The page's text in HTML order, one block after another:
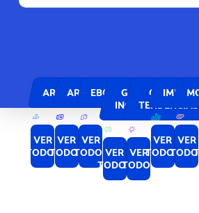
ARQUIVOS
VER
TODOS
ARTIGOS
VER
TODOS
EBOOKS
VER
TODOS
GUIA DE
INOVAÇÃO
VER
TODOS
GUIA DE
TENDÊNCIAS
VER
TODOS
VER
TODOS
VER